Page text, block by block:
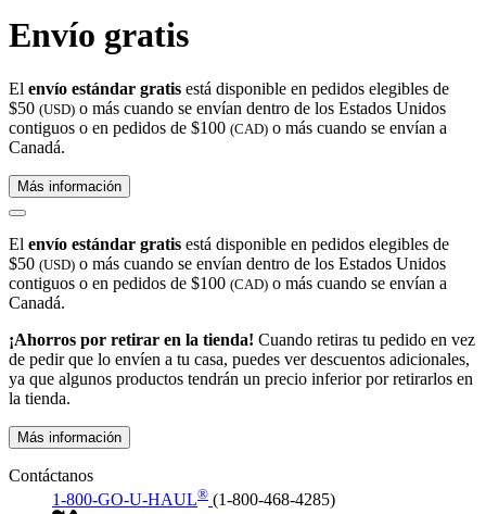
Envío gratis
El envío estándar gratis está disponible en pedidos elegibles de
$50 (USD) o más cuando se envían dentro de los Estados Unidos
contiguos o en pedidos de $100 (CAD) o más cuando se envían a
Canadá.
Más información
El envío estándar gratis está disponible en pedidos elegibles de
$50 (USD) o más cuando se envían dentro de los Estados Unidos
contiguos o en pedidos de $100 (CAD) o más cuando se envían a
Canadá.
¡Ahorros por retirar en la tienda! Cuando retiras tu pedido en vez
de pedir que lo envíen a tu casa, puedes ver descuentos adicionales,
ya que algunos productos tendrán un precio inferior por retirarlos en
la tienda.
Más información
Contáctanos
1-800-GO-U-HAUL® (1-800-468-4285)